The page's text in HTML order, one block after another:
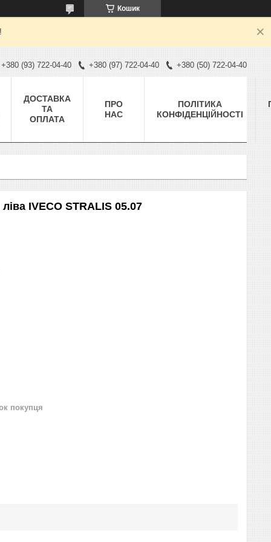
Кошик
+380 (93) 722-04-40 +380 (97) 722-04-40 +380 (50) 722-04-40
ДОСТАВКА
ТА
ОПЛАТА
ПРО
НАС
ПОЛІТИКА
КОНФІДЕНЦІЙНОСТІ
IVECO STRALIS 05.07
покупця